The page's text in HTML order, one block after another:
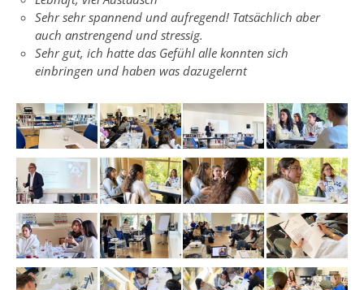
Sehr sehr spannend und aufregend! Tatsächlich aber
auch anstrengend und stressig.
Sehr gut, ich hatte das Gefühl alle konnten sich
einbringen und haben was dazugelernt